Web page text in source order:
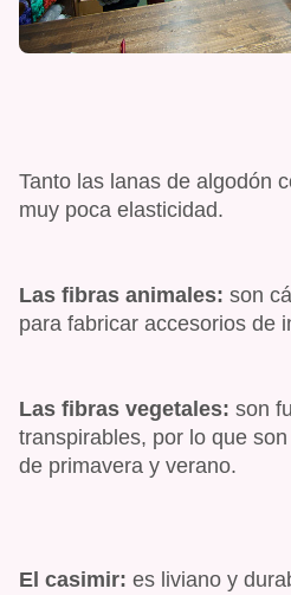
Tanto las lanas de algodón
muy poca elasticidad.
Las fibras animales: son
para fabricar accesorios de
Las fibras vegetales: son
transpirables, por lo que
de primavera y verano.
El casimir: es liviano y